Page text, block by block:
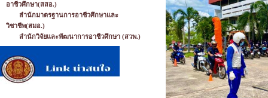
อาชีวศึกษา(สสอ.)
สำนักมาตรฐานการอาชีวศึกษาและ
วิชาชีพ(สมอ.)
สำนักวิจัยและพัฒนาการอาชีวศึกษา (สวพ.)